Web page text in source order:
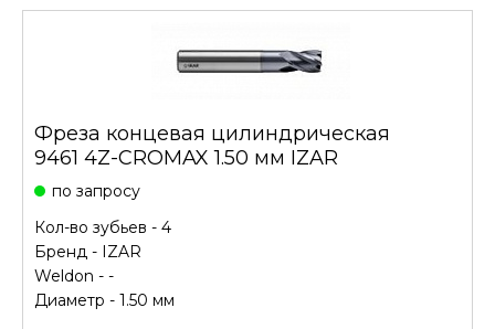
Фреза концевая цилиндрическая
9461 4Z-CROMAX 1.50 мм IZAR
по запросу
Кол-во зубьев - 4
Бренд - IZAR
Weldon - -
Диаметр - 1.50 мм